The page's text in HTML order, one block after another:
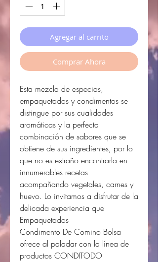
Agregar al carrito
Comprar Ahora
Esta mezcla de especias,
empaquetados y condimentos se
distingue por sus cualidades
aromáticas y la perfecta
combinación de sabores que se
obtiene de sus ingredientes, por lo
que no es extraño encontrarla en
innumerables recetas
acompañando vegetales, carnes y
huevo. Lo invitamos a disfrutar de la
delicada experiencia que
Empaquetados
Condimento De Comino Bolsa
ofrece al paladar con la línea de
productos CONDITODO